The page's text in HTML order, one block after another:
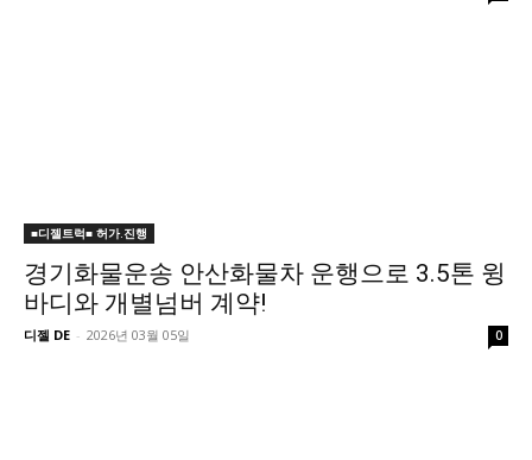
■디젤트럭■ 허가.진행
경기화물운송 안산화물차 운행으로 3.5톤 윙
바디와 개별넘버 계약!
디젤 DE - 2026년 03월 05일 0